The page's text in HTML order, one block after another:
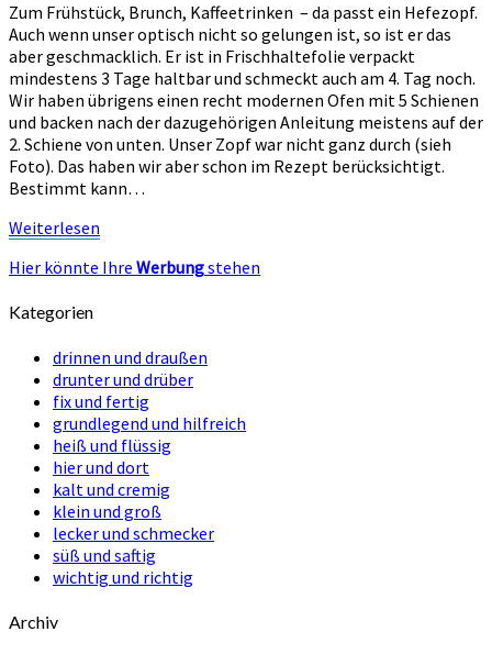
Zum Frühstück, Brunch, Kaffeetrinken – da passt ein Hefezopf.
Auch wenn unser optisch nicht so gelungen ist, so ist er das
aber geschmacklich. Er ist in Frischhaltefolie verpackt
mindestens 3 Tage haltbar und schmeckt auch am 4. Tag noch.
Wir haben übrigens einen recht modernen Ofen mit 5 Schienen
und backen nach der dazugehörigen Anleitung meistens auf der
2. Schiene von unten. Unser Zopf war nicht ganz durch (sieh
Foto). Das haben wir aber schon im Rezept berücksichtigt.
Bestimmt kann…
Weiterlesen
Hier könnte Ihre Werbungstehen
Kategorien
drinnen und draußen
drunter und drüber
fix und fertig
grundlegend und hilfreich
heiß und flüssig
hier und dort
kalt und cremig
klein und groß
lecker und schmecker
süß und saftig
wichtig und richtig
Archiv